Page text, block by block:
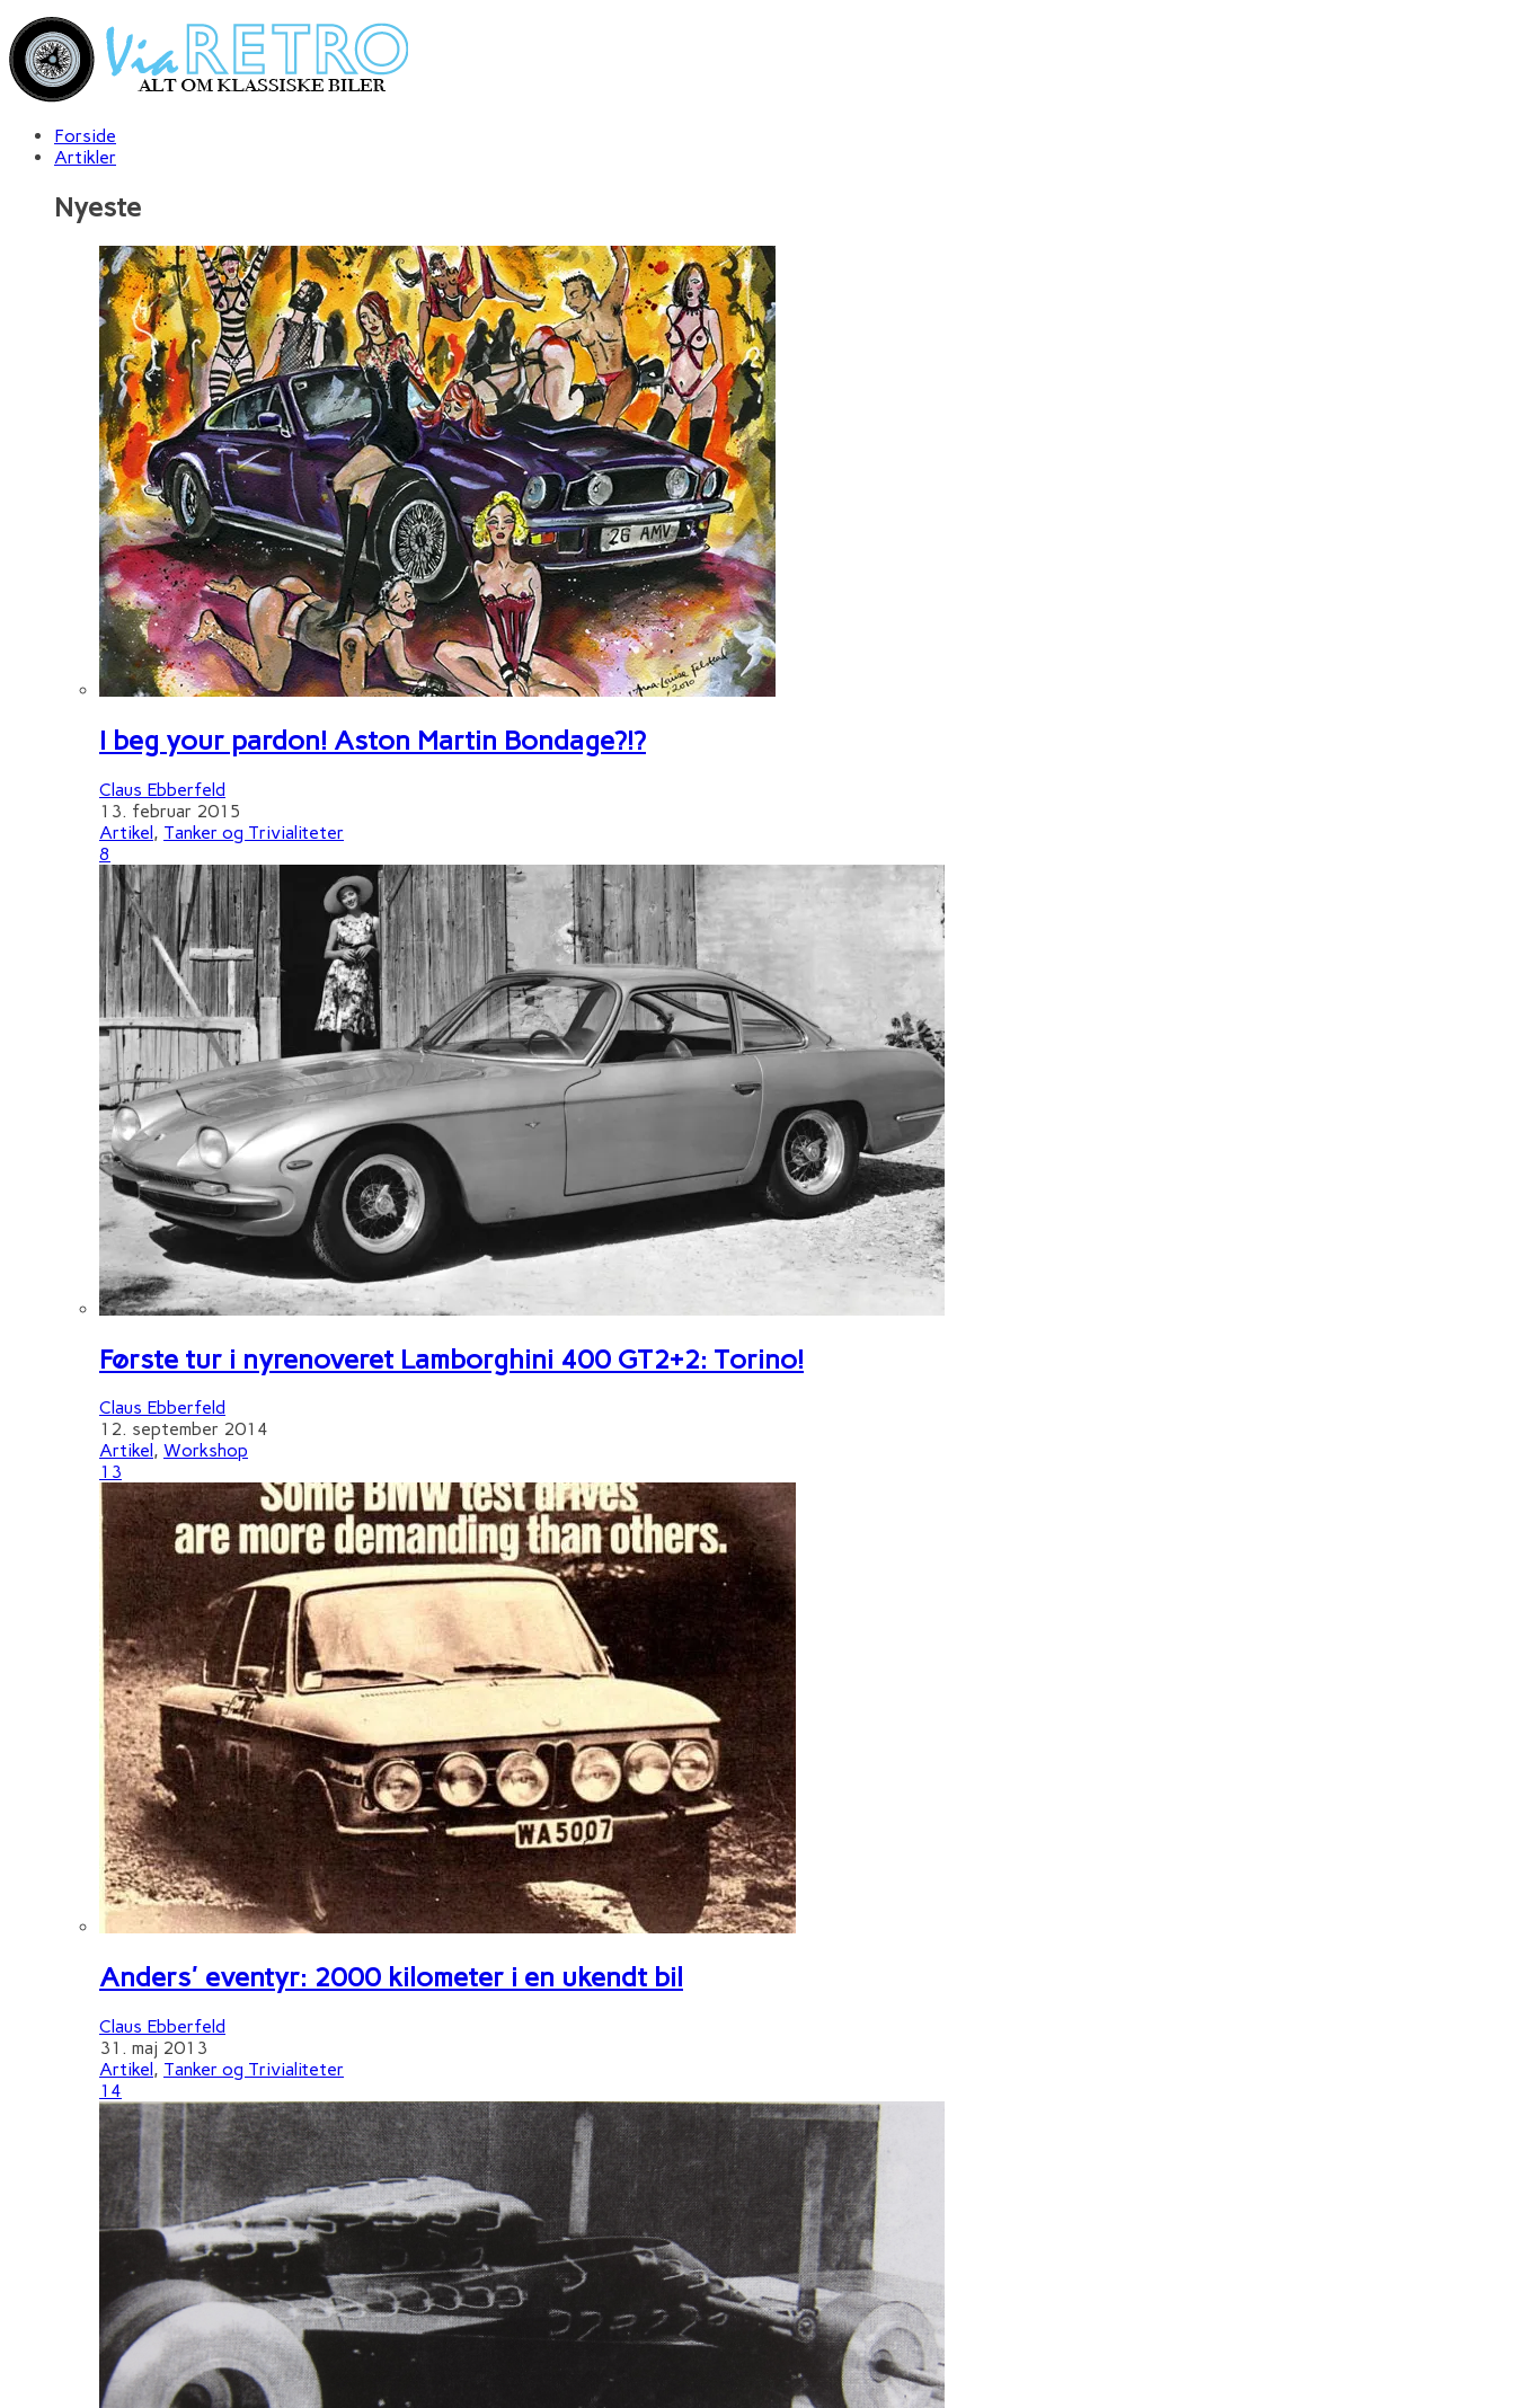
Forside
Artikler
Nyeste
I beg your pardon! Aston Martin Bondage?!?
Claus Ebberfeld
13. februar 2015
Artikel, Tanker og Trivialiteter
8
Første tur i nyrenoveret Lamborghini 400 GT2+2: Torino!
Claus Ebberfeld
12. september 2014
Artikel , Workshop
13
Anders' eventyr: 2000 kilometer i en ukendt bil
Claus Ebberfeld
31. maj 2013
Artikel , Tanker og Trivialiteter
14